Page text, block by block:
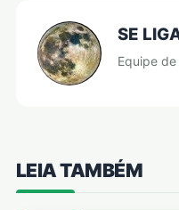
SE
Equipe
LEIA TAMBÉM